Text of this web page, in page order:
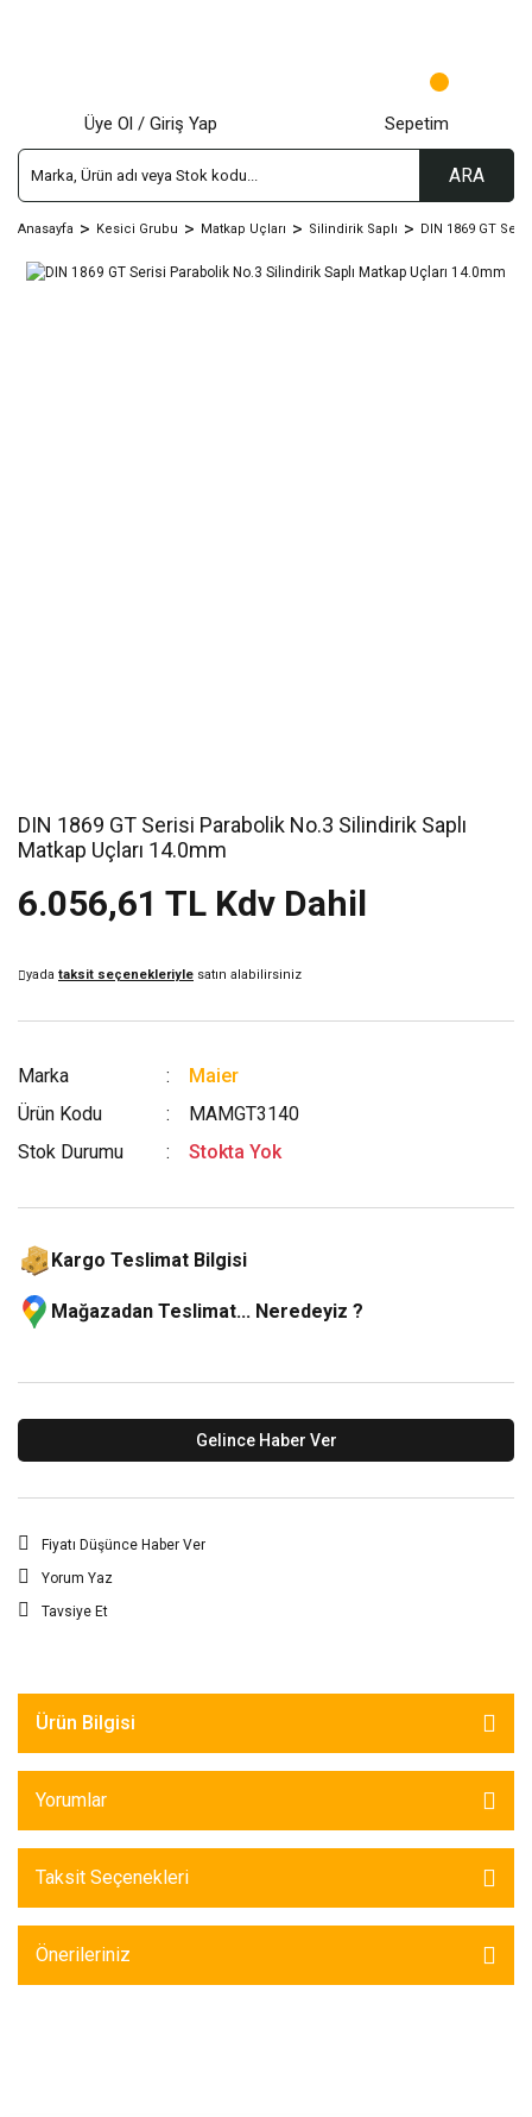
ARA
Üye Ol / Giriş Yap Sepetim
Anasayfa Kesici Grubu Matkap Uçları Silindirik Saplı DIN 1869 GT
DIN 1869 GT Serisi Parabolik No.3 Silindirik Saplı
Matkap Uçları 14.0mm
6.056,61 TL Kdv Dahil
yada taksit seçenekleriyle satın alabilirsiniz
Marka
Maier
Ürün Kodu
MAMGT3140
Stok Durumu
Stokta Yok
Kargo Teslimat Bilgisi
Mağazadan Teslimat... Neredeyiz ?
Gelince Haber Ver
Fiyatı Düşünce Haber Ver
Yorum Yaz
Tavsiye Et
Ürün Bilgisi
Yorumlar
Taksit Seçenekleri
Önerileriniz